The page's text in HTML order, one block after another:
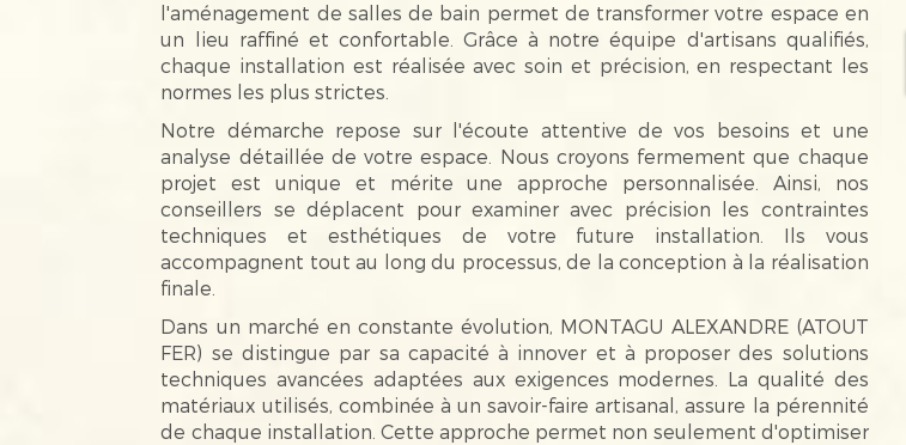
l'aménagement de salles de bain permet de transformer votre espace en
un lieu raffiné et confortable. Grâce à notre équipe d'artisans qualifiés,
chaque installation est réalisée avec soin et précision, en respectant les
normes les plus strictes.
Notre démarche repose sur l'écoute attentive de vos besoins et une
analyse détaillée de votre espace. Nous croyons fermement que chaque
projet est unique et mérite une approche personnalisée. Ainsi, nos
conseillers se déplacent pour examiner avec précision les contraintes
techniques et esthétiques de votre future installation. Ils vous
accompagnent tout au long du processus, de la conception à la réalisation
finale.
Dans un marché en constante évolution, MONTAGU ALEXANDRE (ATOUT
FER) se distingue par sa capacité à innover et à proposer des solutions
techniques avancées adaptées aux exigences modernes. La qualité des
matériaux utilisés, combinée à un savoir-faire artisanal, assure la pérennité
de chaque installation. Cette approche permet non seulement d'optimiser